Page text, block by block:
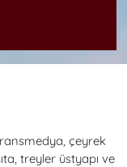
çeyrek
treyler üstyapı ve